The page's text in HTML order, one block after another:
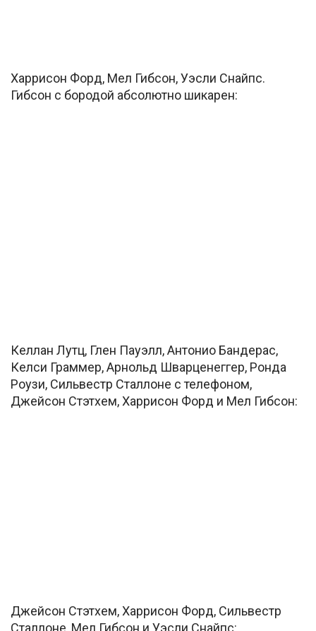
Харрисон Форд, Мел Гибсон, Уэсли Снайпс.
Гибсон с бородой абсолютно шикарен:
Келлан Лутц, Глен Пауэлл, Антонио Бандерас,
Келси Граммер, Арнольд Шварценеггер, Ронда
Роузи, Сильвестр Сталлоне с телефоном,
Джейсон Стэтхем, Харрисон Форд и Мел Гибсон:
Джейсон Стэтхем, Харрисон Форд, Сильвестр
Сталлоне, Мел Гибсон и Уэсли Снайпс: